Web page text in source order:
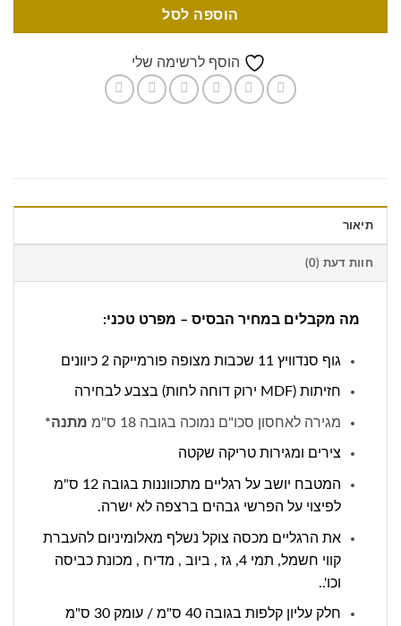
הוספה לסל
הוסף לרשימה שלי
תיאור
חוות דעת (0)
מה מקבלים במחיר הבסיס – מפרט טכני:
גוף סנדוויץ 11 שכבות מצופה פורמייקה 2 כיוונים
חזיתות (MDF ירוק דוחה לחות) בצבע לבחירה
מגירה לאחסון סכו"ם נמוכה בגובה 18 ס"מ מתנה*
צירים ומגירות טריקה שקטה
המטבח יושב על רגליים מתכווננות בגובה 12 ס"מ
לפיצוי על הפרשי גבהים ברצפה לא ישרה.
את הרגליים מכסה צוקל נשלף מאלומיניום להעברת
קווי חשמל, תמי 4, גז , ביוב , מדיח , מכונת כביסה
וכו'..
חלק עליון קלפות בגובה 40 ס"מ / עומק 30 ס"מ